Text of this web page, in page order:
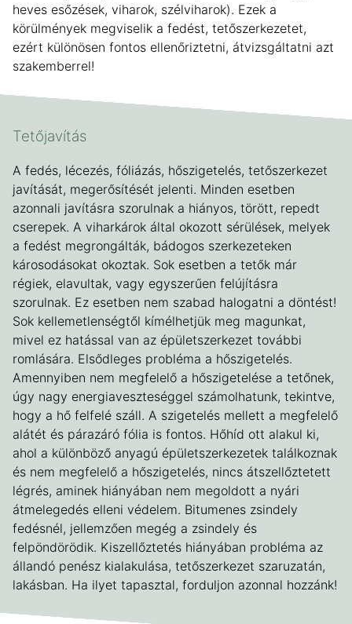
heves esőzések, viharok, szélviharok). Ezek a
körülmények megviselik a fedést, tetőszerkezetet,
ezért különösen fontos ellenőriztetni, átvizsgáltatni azt
szakemberrel!
Tetőjavítás
A fedés, lécezés, fóliázás, hőszigetelés, tetőszerkezet
javítását, megerősítését jelenti. Minden esetben
azonnali javításra szorulnak a hiányos, törött, repedt
cserepek. A viharkárok által okozott sérülések, melyek
a fedést megrongálták, bádogos szerkezeteken
károsodásokat okoztak. Sok esetben a tetők már
régiek, elavultak, vagy egyszerűen felújításra
szorulnak. Ez esetben nem szabad halogatni a döntést!
Sok kellemetlenségtől kímélhetjük meg magunkat,
mivel ez hatással van az épületszerkezet további
romlására. Elsődleges probléma a hőszigetelés.
Amennyiben nem megfelelő a hőszigetelése a tetőnek,
úgy nagy energiaveszteséggel számolhatunk, tekintve,
hogy a hő felfelé száll. A szigetelés mellett a megfelelő
alátét és párazáró fólia is fontos. Hőhíd ott alakul ki,
ahol a különböző anyagú épületszerkezetek találkoznak
és nem megfelelő a hőszigetelés, nincs átszellőztetett
légrés, aminek hiányában nem megoldott a nyári
átmelegedés elleni védelem. Bitumenes zsindely
fedésnél, jellemzően megég a zsindely és
felpöndörödik. Kiszellőztetés hiányában probléma az
állandó penész kialakulása, tetőszerkezet szaruzatán,
lakásban. Ha ilyet tapasztal, forduljon azonnal hozzánk!